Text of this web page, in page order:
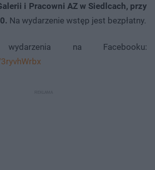
i Pracowni AZ w Siedlcach, przy
Na wydarzenie wstęp jest bezpłatny.
na Facebooku: